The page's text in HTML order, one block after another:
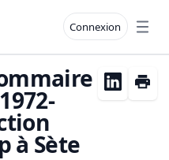
Connexion
à Sète